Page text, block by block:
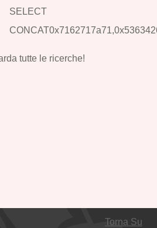
SELECT
tutte le ricerche!
Torna Su